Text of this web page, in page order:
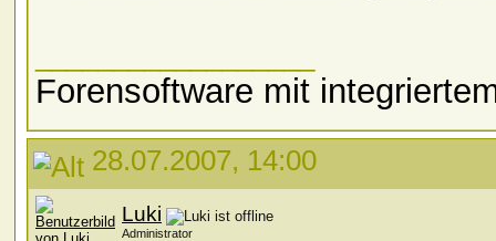
Forensoftware mit
28.07.2007, 14:00
Luki
Administrator